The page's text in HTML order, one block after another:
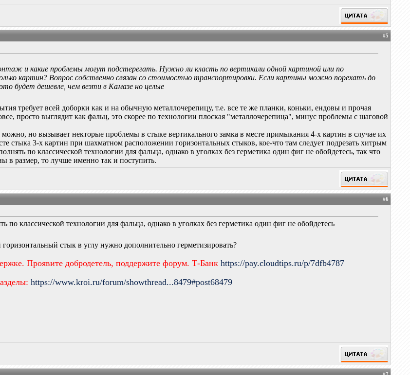
#5
и какие проблемы могут подстерегать. Нужно ли класть по вертикали одной картиной или по
картин? Вопрос собственно связан со стоимостью транспортировки. Если картины можно порехать до
будет дешевле, чем везти в Камазе но целые
требует всей доборки как и на обычную металлочерепицу, т.е. все те же планки, коньки, ендовы и прочая
просто выглядит как фальц, это скорее по технологии плоская "металлочерепица", минус проблемы с шаговой
но вызывает некторые проблемы в стыке вертикального замка в месте примыкания 4-х картин в случае их
стыка 3-х картин при шахматном расположении горизонтальных стыков, кое-что там следует подрезать хитрым
по классической технологии для фальца, однако в уголках без герметика один фиг не обойдетесь, так что
в размер, то лучше именно так и поступить.
#6
по классической технологии для фальца, однако в уголках без герметика один фиг не обойдетесь
стык в углу нужно дополнительно герметизировать?
Проявите добродетель, поддержите форум. Т-Банкhttps://pay.cloudtips.ru/p/7dfb4787
https://www.kroi.ru/forum/showthread...8479#post68479